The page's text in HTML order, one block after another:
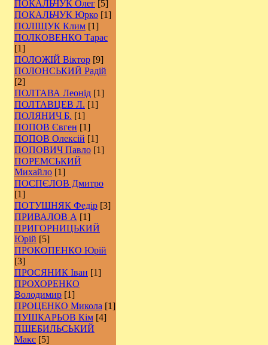
ПОКАЛЬЧУК Олег [5]
ПОКАЛЬЧУК Юрко [1]
ПОЛІЩУК Клим [1]
ПОЛКОВЕНКО Тарас
[1]
ПОЛОЖІЙ Віктор [9]
ПОЛОНСЬКИЙ Радій
[2]
ПОЛТАВА Леонід [1]
ПОЛТАВЦЕВ Л. [1]
ПОЛЯНИЧ Б. [1]
ПОПОВ Євген [1]
ПОПОВ Олексій [1]
ПОПОВИЧ Павло [1]
ПОРЕМСЬКИЙ
Михайло [1]
ПОСПЄЛОВ Дмитро
[1]
ПОТУШНЯК Федір [3]
ПРИВАЛОВ А [1]
ПРИГОРНИЦЬКИЙ
Юрій [5]
ПРОКОПЕНКО Юрій
[3]
ПРОСЯНИК Іван [1]
ПРОХОРЕНКО
Володимир [1]
ПРОЦЕНКО Микола [1]
ПУШКАРЬОВ Кім [4]
ПШЕБИЛЬСЬКИЙ
Макс [5]